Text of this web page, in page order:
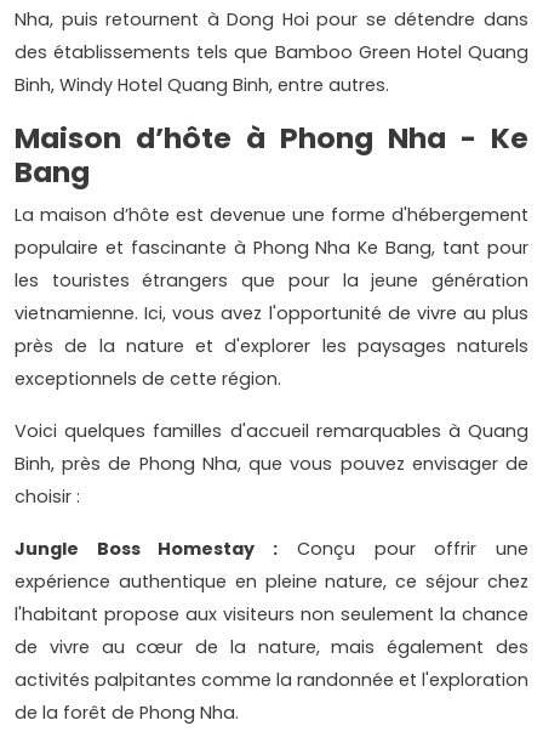
Nha, puis retournent à Dong Hoi pour se détendre dans
des établissements tels que Bamboo Green Hotel Quang
Binh, Windy Hotel Quang Binh, entre autres.
Maison d’hôte à Phong Nha - Ke
Bang
La maison d’hôte est devenue une forme d'hébergement
populaire et fascinante à Phong Nha Ke Bang, tant pour
les touristes étrangers que pour la jeune génération
vietnamienne. Ici, vous avez l'opportunité de vivre au plus
près de la nature et d'explorer les paysages naturels
exceptionnels de cette région.
Voici quelques familles d'accueil remarquables à Quang
Binh, près de Phong Nha, que vous pouvez envisager de
choisir :
Jungle Boss Homestay : Conçu pour offrir une
expérience authentique en pleine nature, ce séjour chez
l'habitant propose aux visiteurs non seulement la chance
de vivre au cœur de la nature, mais également des
activités palpitantes comme la randonnée et l'exploration
de la forêt de Phong Nha.